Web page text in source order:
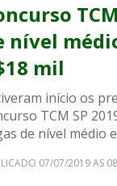
nível
mil
início os
TCM SP
de nível médio
07/07/2019 AS